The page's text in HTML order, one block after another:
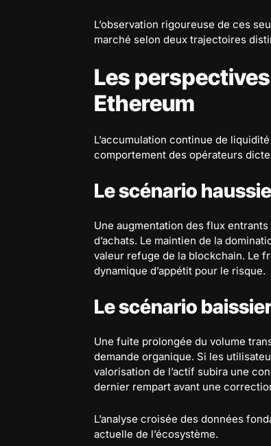
L’observation rigoureuse de ces
marché selon deux trajectoires
Les
Ethereum
L’accumulation continue de
comportement des opérateurs
Le scénario
Une augmentation des flux
d’achats. Le maintien de la
valeur refuge de la blockchain. Le
dynamique d’appétit pour le risque.
Le scénario
Une fuite prolongée du volume
demande organique. Si les
valorisation de l’actif subira une
dernier rempart avant une
L’analyse croisée des données
actuelle de l’écosystème.